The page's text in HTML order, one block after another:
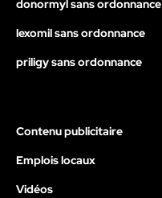
donormyl sans ordonnance
lexomil sans ordonnance
priligy sans ordonnance
Contenu publicitaire
Emplois locaux
Vidéos